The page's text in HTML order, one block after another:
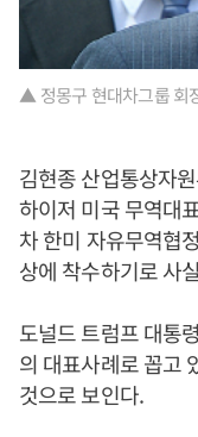
▲ 정몽구 현대차그룹 회
김현종 산업통상자
하이저 미국 무역대
차 한미 자유무역협
상에 착수하기로 사
도널드 트럼프 대통
의 대표사례로 꼽고
것으로 보인다.